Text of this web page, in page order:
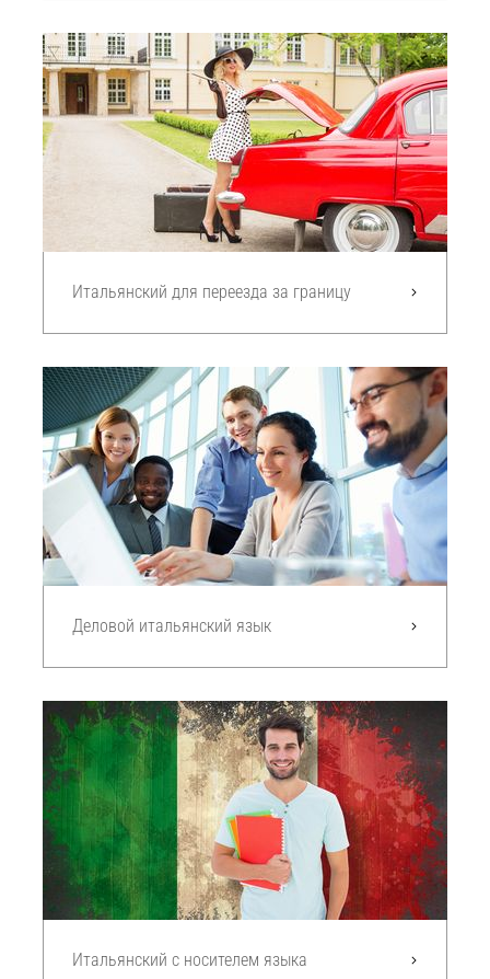
Итальянский для переезда за границу
Деловой итальянский язык
Итальянский с носителем языка